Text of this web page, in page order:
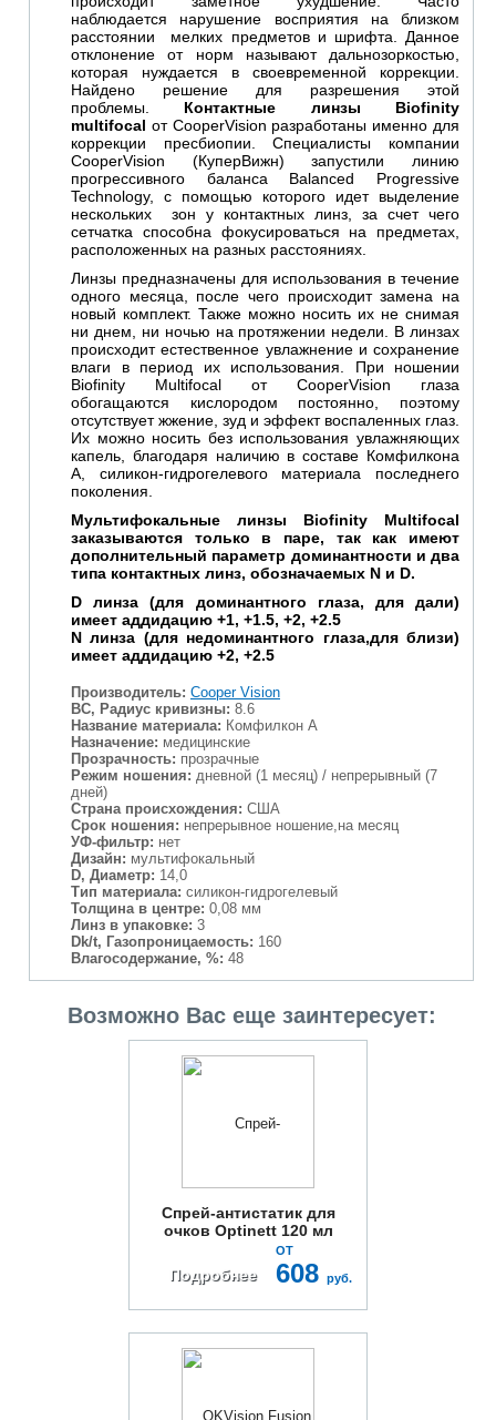
наблюдается нарушение восприятия на близком
расстоянии мелких предметов и шрифта. Данное
отклонение от норм называют дальнозоркостью,
которая нуждается в своевременной коррекции.
Найдено решение для разрешения этой
проблемы. Контактные линзы Biofinity
multifocal от CooperVision разработаны именно для
коррекции пресбиопии. Специалисты компании
CooperVision (КуперВижн) запустили линию
прогрессивного баланса Balanced Progressive
Technology, с помощью которого идет выделение
нескольких зон у контактных линз, за счет чего
сетчатка способна фокусироваться на предметах,
расположенных на разных расстояниях.
Линзы предназначены для использования в течение
одного месяца, после чего происходит замена на
новый комплект. Также можно носить их не снимая
ни днем, ни ночью на протяжении недели. В линзах
происходит естественное увлажнение и сохранение
влаги в период их использования. При ношении
Biofinity Multifocal от CooperVision глаза
обогащаются кислородом постоянно, поэтому
отсутствует жжение, зуд и эффект воспаленных глаз.
Их можно носить без использования увлажняющих
капель, благодаря наличию в составе Комфилкона
А, силикон-гидрогелевого материала последнего
поколения.
Мультифокальные линзы Biofinity Multifocal
заказываются только в паре, так как имеют
дополнительный параметр доминантности и два
типа контактных линз, обозначаемых N и D.
D линза (для доминантного глаза, для дали)
имеет аддидацию +1, +1.5, +2, +2.5
N линза (для недоминантного глаза,для близи)
имеет аддидацию +2, +2.5
Производитель: Cooper Vision
BC, Радиус кривизны: 8.6
Название материала: Комфилкон A
Назначение: медицинские
Прозрачность: прозрачные
Режим ношения: дневной (1 месяц) / непрерывный (7
дней)
Страна происхождения: США
Срок ношения: непрерывное ношение,на месяц
УФ-фильтр: нет
Дизайн: мультифокальный
D, Диаметр: 14,0
Тип материала: силикон-гидрогелевый
Толщина в центре: 0,08 мм
Линз в упаковке: 3
Dk/t, Газопроницаемость: 160
Влагосодержание, %: 48
Возможно Вас еще заинтересует:
Спрей-антистатик для
очков Optinett 120 мл
Подробнее
ОТ
608 руб.